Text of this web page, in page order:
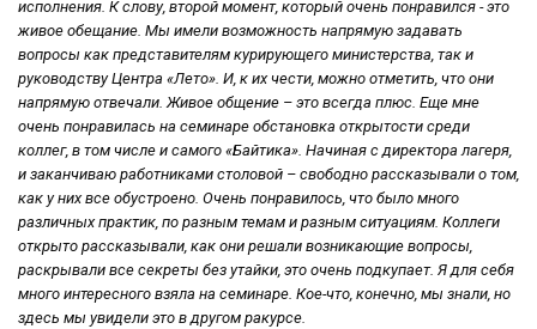
исполнения. К слову, второй момент, который очень понравился - это
живое обещание. Мы имели возможность напрямую задавать
вопросы как представителям курирующего министерства, так и
руководству Центра «Лето». И, к их чести, можно отметить, что они
напрямую отвечали. Живое общение – это всегда плюс. Еще мне
очень понравилась на семинаре обстановка открытости среди
коллег, в том числе и самого «Байтика». Начиная с директора лагеря,
и заканчиваю работниками столовой – свободно рассказывали о том,
как у них все обустроено. Очень понравилось, что было много
различных практик, по разным темам и разным ситуациям. Коллеги
открыто рассказывали, как они решали возникающие вопросы,
раскрывали все секреты без утайки, это очень подкупает. Я для себя
много интересного взяла на семинаре. Кое-что, конечно, мы знали, но
здесь мы увидели это в другом ракурсе.